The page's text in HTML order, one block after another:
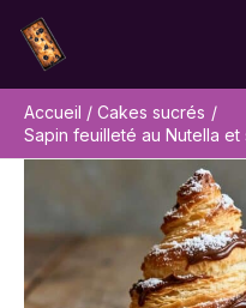
contenu
Accueil
Cakes sucrés
Sapin feuilleté au Nutella
Rechercher